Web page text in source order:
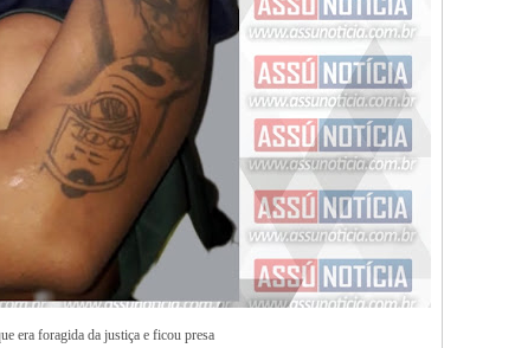
era foragida da justiça e ficou presa